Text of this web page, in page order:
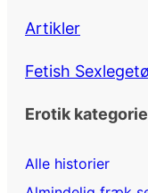
Artikler
Fetish
Erotik
Alle historier